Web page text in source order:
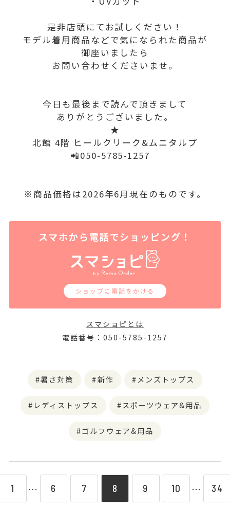
是非店頭にてお試しください！
モデル着用商品などで気になられた商品が
御座いましたら
お問い合わせくださいませ。
今日も最後まで読んで頂きまして
ありがとうございました。
★
北館 4階 ヒールクリーク&ムニタルプ
📲050-5785-1257
※商品価格は2026年6月現在のものです。
スマホから電話でショッピング！
ショップに電話をかける
スマショピとは
電話番号：050-5785-1257
暑さ対策 新作 メンズトップス
レディストップス スポーツウェア&用品
ゴルフウェア&用品
1 ⋯ 6 7 8 9 10 ⋯ 34